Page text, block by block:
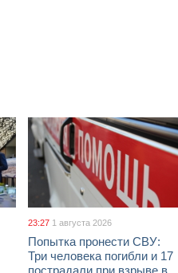
23:27 1 августа 2026
Попытка пронести СВУ:
Три человека погибли и 17
пострадали при взрыве в